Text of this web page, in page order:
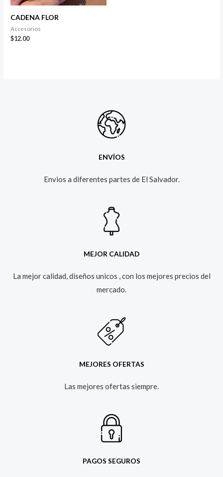
CADENA FLOR
Accesorios
$12.00
ENVÍOS
Envios a diferentes partes de El Salvador.​
MEJOR CALIDAD
La mejor calidad, diseños unicos , con los mejores precios del
mercado.​
MEJORES OFERTAS
Las mejores ofertas siempre.​
PAGOS SEGUROS